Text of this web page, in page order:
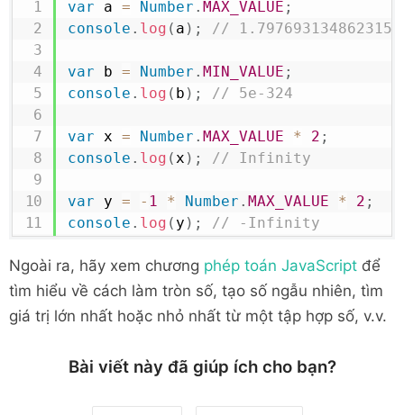
var a = Number . MAX_VALUE ;
console . log ( a ) ; //
var b = Number . MIN_VALUE ;
console . log ( b ) ; // 5e-324
var x = Number . MAX_VALUE * 2 ;
console . log (x ) ; // Infinity
var y = - 1 * Number . MAX_VALUE * 2 ;
console . log ( y ) ; // -Infinity
Ngoài ra, hãy xem chương phép toán JavaScript để
tìm hiểu về cách làm tròn số, tạo số ngẫu nhiên, tìm
giá trị lớn nhất hoặc nhỏ nhất từ ​​một tập hợp số, v.v.
Bài viết này đã giúp ích cho bạn?